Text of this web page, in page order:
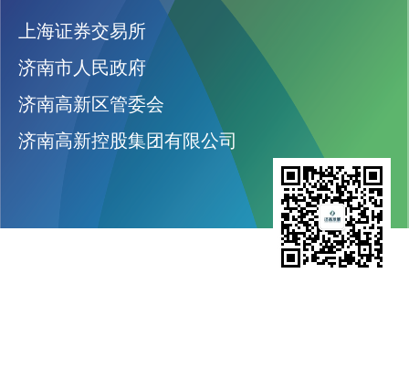
上海证券交易所
济南市人民政府
济南高新区管委会
济南高新控股集团有限公司